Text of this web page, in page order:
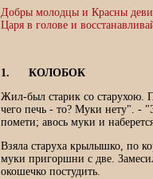
Добры молодцы и Красны
Царя в голове и
1. КОЛОБОК
Жил-был старик со старухою.
чего печь - то? Муки нету". -
помети; авось муки и
Взяла старуха крылышко, по
муки пригоршни с две.
окошечко постудить.